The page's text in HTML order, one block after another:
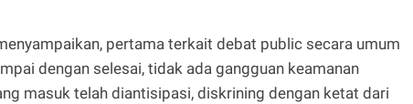
pertama terkait debat public secara umum
dengan selesai, tidak ada gangguan keamanan
masuk telah diantisipasi, diskrining dengan ketat dari